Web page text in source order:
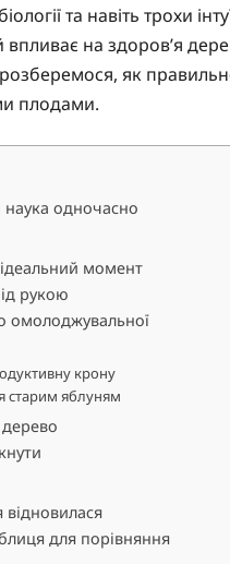
та навіть трохи
на здоров’я
як
плодами.
наука одночасно
момент
рукою
омолоджувальної
крону
старим яблуням
для порівняння